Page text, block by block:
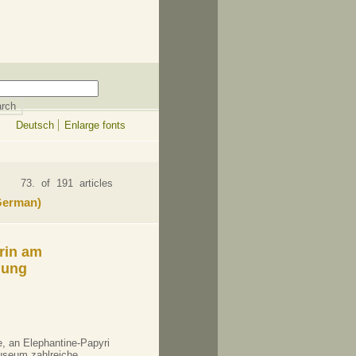
Deutsch Enlarge fonts
73. of 191 articles
am
an Elephantine-Papyri